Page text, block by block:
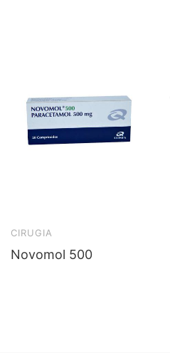
CIRUGIA
Novomol 500